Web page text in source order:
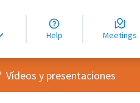
language
la langue
el idioma
Help Meetings
menu
Vídeos y presentaciones